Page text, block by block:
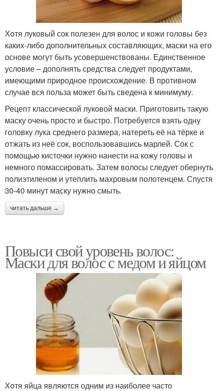
Хотя луковый сок полезен для волос и кожи головы без
каких-либо дополнительных составляющих, маски на его
основе могут быть усовершенствованы. Единственное
условие – дополнять средства следует продуктами,
имеющими природное происхождение. В противном
случае вся польза может быть сведена к минимуму.
Рецепт классической луковой маски. Приготовить такую
маску очень просто и быстро. Потребуется взять одну
головку лука среднего размера, натереть её на тёрке и
отжать из неё сок, воспользовавшись марлей. Сок с
помощью кисточки нужно нанести на кожу головы и
немного помассировать. Затем волосы следует обернуть
полиэтиленом и утеплить махровым полотенцем. Спустя
30-40 минут маску нужно смыть.
читать дальше →
Повыси свой уровень волос:
Маски для волос с медом и яйцом
Хотя яйца являются одним из наиболее часто